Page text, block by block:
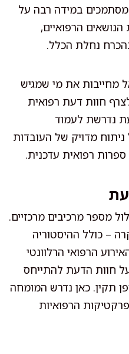
במידה רבה על
הרפואיים,
נחלת הכלל.
מחייבות את מי שמגיש
חוות דעת רפואית
נדרשת לעמוד
ניתוח מדויק של העובדות
רפואית עדכנית.
מספר מרכיבים מרכזיים.
– כולל ההיסטוריה
הרפואי הרלוונטי
חוות הדעת להתייחס
תקין. כאן נדרש המומחה
הרפואיות